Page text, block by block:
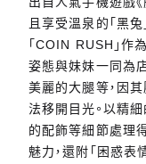
且享受溫泉的「黑
「COIN RUSH」作
姿態與妹妹一同為
美麗的大腿等，因
法移開目光。以精
的配飾等細節處理
魅力，還附「困惑表